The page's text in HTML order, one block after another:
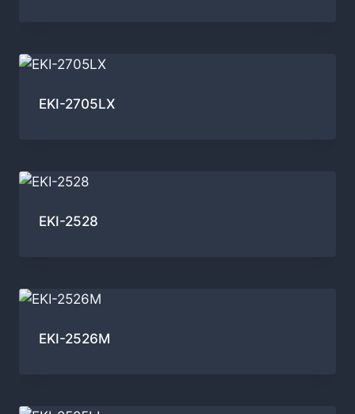
EKI-2705LX
EKI-2528
EKI-2526M